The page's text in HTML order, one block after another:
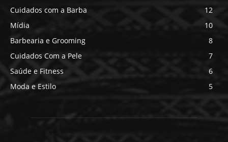
Cuidados com a Barba
12
Mídia
10
Barbearia e Grooming
8
Cuidados Com a Pele
7
Saúde e Fitness
6
Moda e Estilo
5